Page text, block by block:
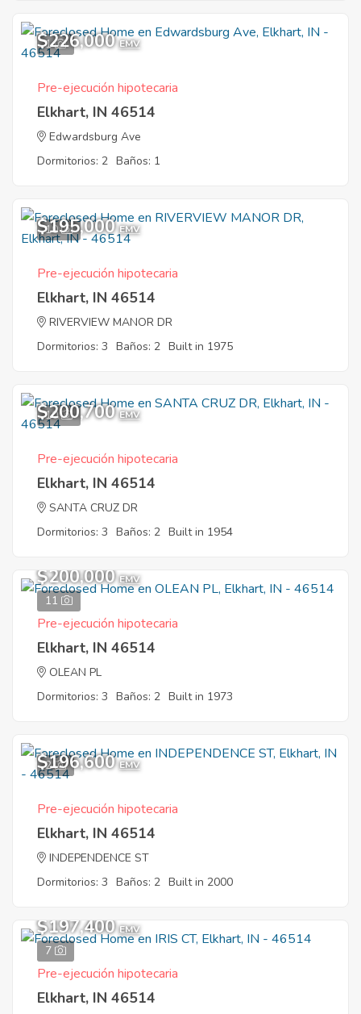
1
$226,000 EMV
Pre-ejecución hipotecaria
Elkhart, IN 46514
Edwardsburg Ave
Dormitorios: 2 Baños: 1
10
$195,000 EMV
Pre-ejecución hipotecaria
Elkhart, IN 46514
RIVERVIEW MANOR DR
Dormitorios: 3 Baños: 2 Built in 1975
10
$200,700 EMV
Pre-ejecución hipotecaria
Elkhart, IN 46514
SANTA CRUZ DR
Dormitorios: 3 Baños: 2 Built in 1954
11
$200,000 EMV
Pre-ejecución hipotecaria
Elkhart, IN 46514
OLEAN PL
Dormitorios: 3 Baños: 2 Built in 1973
2
$196,600 EMV
Pre-ejecución hipotecaria
Elkhart, IN 46514
INDEPENDENCE ST
Dormitorios: 3 Baños: 2 Built in 2000
7
$197,400 EMV
Pre-ejecución hipotecaria
Elkhart, IN 46514